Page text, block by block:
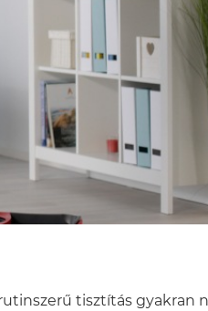
tisztítás gyakran